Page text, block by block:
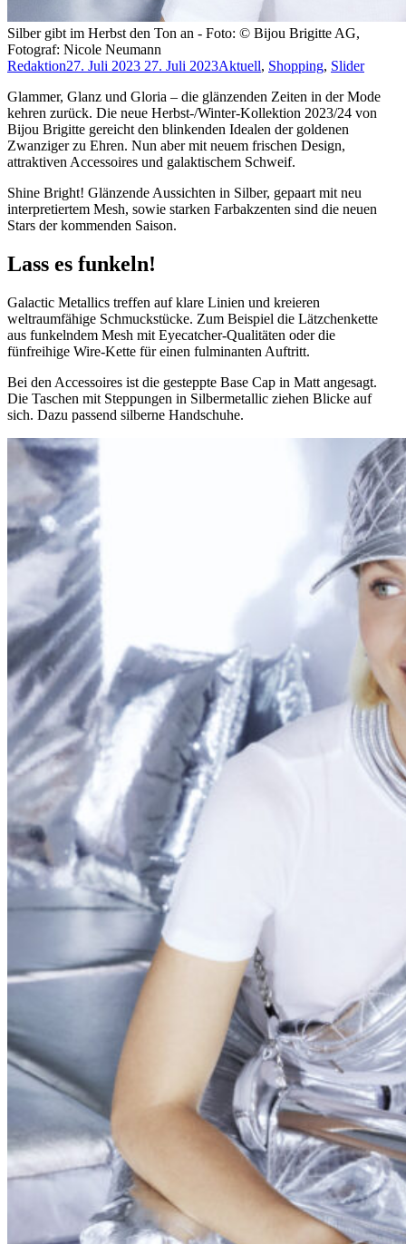
Silber gibt im Herbst den Ton an - Foto: © Bijou Brigitte AG,
Fotograf: Nicole Neumann
Redaktion27. Juli 2023 27. Juli 2023Aktuell, Shopping, Slider
Glammer, Glanz und Gloria – die glänzenden Zeiten in der Mode
kehren zurück. Die neue Herbst-/Winter-Kollektion 2023/24 von
Bijou Brigitte gereicht den blinkenden Idealen der goldenen
Zwanziger zu Ehren. Nun aber mit neuem frischen Design,
attraktiven Accessoires und galaktischem Schweif.
Shine Bright! Glänzende Aussichten in Silber, gepaart mit neu
interpretiertem Mesh, sowie starken Farbakzenten sind die neuen
Stars der kommenden Saison.
Lass es funkeln!
Galactic Metallics treffen auf klare Linien und kreieren
weltraumfähige Schmuckstücke. Zum Beispiel die Lätzchenkette
aus funkelndem Mesh mit Eyecatcher-Qualitäten oder die
fünfreihige Wire-Kette für einen fulminanten Auftritt.
Bei den Accessoires ist die gesteppte Base Cap in Matt angesagt.
Die Taschen mit Steppungen in Silbermetallic ziehen Blicke auf
sich. Dazu passend silberne Handschuhe.